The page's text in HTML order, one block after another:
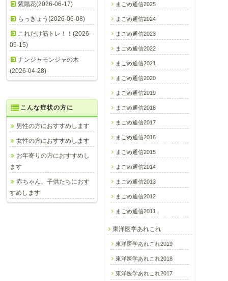
紫陽花(2026-06-17)
らっきょう(2026-06-08)
これだけ筋トレ！！(2026-
05-15)
ナンジャモンジャの木
(2026-04-28)
まごめ通信2025
まごめ通信2024
まごめ通信2023
まごめ通信2022
まごめ通信2021
まごめ通信2020
まごめ通信2019
まごめ通信2018
まごめ通信2017
まごめ通信2016
まごめ通信2015
まごめ通信2014
まごめ通信2013
まごめ通信2012
まごめ通信2011
東洋医学あれこれ
東洋医学あれこれ2019
東洋医学あれこれ2018
東洋医学あれこれ2017
こんな症状の方に
男性の方におすすめします
女性の方におすすめします
お年寄りの方におすすめし
ます
赤ちゃん、子供たちにおす
すめします